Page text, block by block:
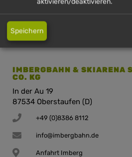
Anfahrt Hündle
IMBERGBAHN & SKIARENA
CO. KG
In der Au 19
87534 Oberstaufen (D)
+49 (0)8386 8112
info@imbergbahn.de
Anfahrt Imberg
aktivieren/deaktivieren.
Speichern